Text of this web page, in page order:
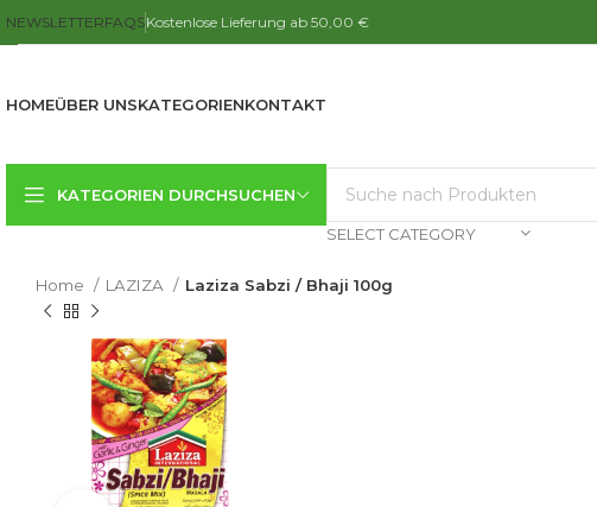
NEWSLETTERFAQSKostenlose Lieferung ab 50,00 €
HOMEÜBER UNSKATEGORIENKONTAKT
KATEGORIEN DURCHSUCHEN
SELECT CATEGORY
Home LAZIZA Laziza Sabzi / Bhaji 100g